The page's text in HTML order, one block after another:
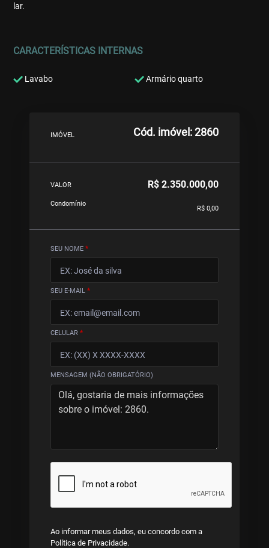
lar.
CARACTERÍSTICAS INTERNAS
Lavabo Armário quarto
IMÓVEL Cód. imóvel: 2860
VALOR R$ 2.350.000,00
Condomínio
R$ 0,00
SEU NOME *
SEU E-MAIL *
CELULAR *
MENSAGEM (NÃO OBRIGATÓRIO)
Ao informar meus dados, eu concordo com a
Política de Privacidade.